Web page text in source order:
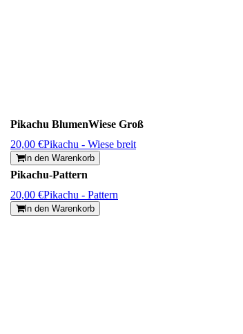
Pikachu BlumenWiese Groß
20,00 €Pikachu - Wiese breit
In den Warenkorb
Pikachu-Pattern
20,00 €Pikachu - Pattern
In den Warenkorb